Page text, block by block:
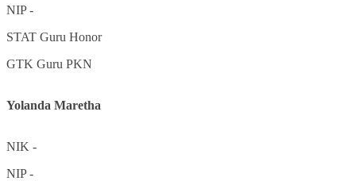
NIP-
STAT Guru Honor
GTK Guru PKN
Yolanda Maretha
NIK -
NIP-